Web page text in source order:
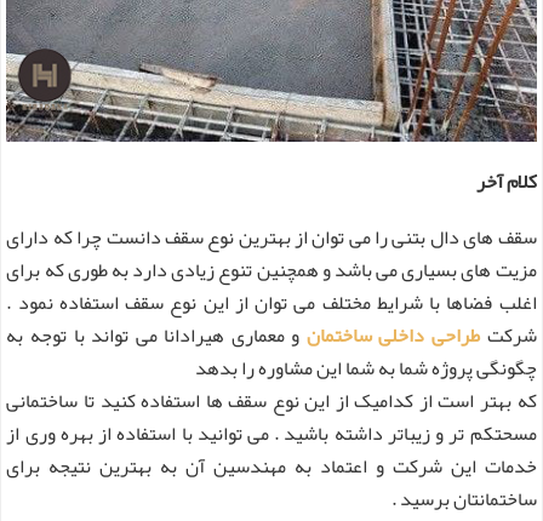
کلام آخر
سقف های دال بتنی را می توان از بهترین نوع سقف دانست چرا که دارای
مزیت های بسیاری می باشد و همچنین تنوع زیادی دارد به طوری که برای
اغلب فضاها با شرایط مختلف می توان از این نوع سقف استفاده نمود .
شرکتطراحی داخلی ساختمانو معماری هیرادانا می تواند با توجه به
چگونگی پروژه شما به شما این مشاوره را بدهد
که بهتر است از کدامیک از این نوع سقف ها استفاده کنید تا ساختمانی
مسحتکم تر و زیباتر داشته باشید . می توانید با استفاده از بهره وری از
خدمات این شرکت و اعتماد به مهندسین آن به بهترین نتیجه برای
ساختمانتان برسید .